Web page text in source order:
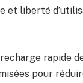
et liberté
rapide
pour